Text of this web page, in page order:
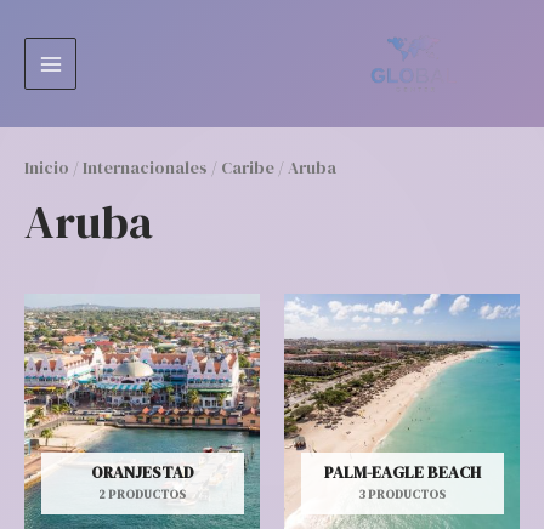
contenidoMENU
Inicio / Internacionales / Caribe / Aruba
Aruba
ORANJESTAD
2 PRODUCTOS
PALM-EAGLE BEACH
3 PRODUCTOS